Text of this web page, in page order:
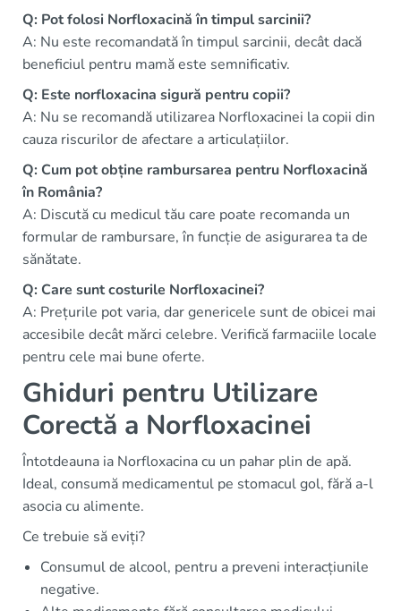
Q: Pot folosi Norfloxacină în timpul sarcinii?
A: Nu este recomandată în timpul sarcinii, decât dacă
beneficiul pentru mamă este semnificativ.
Q: Este norfloxacina sigură pentru copii?
A: Nu se recomandă utilizarea Norfloxacinei la copii din
cauza riscurilor de afectare a articulațiilor.
Q: Cum pot obține rambursarea pentru Norfloxacină
în România?
A: Discută cu medicul tău care poate recomanda un
formular de rambursare, în funcție de asigurarea ta de
sănătate.
Q: Care sunt costurile Norfloxacinei?
A: Prețurile pot varia, dar genericele sunt de obicei mai
accesibile decât mărci celebre. Verifică farmaciile locale
pentru cele mai bune oferte.
Ghiduri pentru Utilizare
Corectă a Norfloxacinei
Întotdeauna ia Norfloxacina cu un pahar plin de apă.
Ideal, consumă medicamentul pe stomacul gol, fără a-l
asocia cu alimente.
Ce trebuie să eviți?
Consumul de alcool, pentru a preveni interacțiunile
negative.